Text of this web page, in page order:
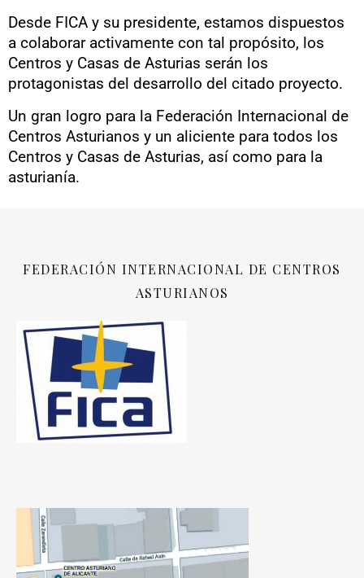
Desde FICA y su presidente, estamos dispuestos
a colaborar activamente con tal propósito, los
Centros y Casas de Asturias serán los
protagonistas del desarrollo del citado proyecto.
Un gran logro para la Federación Internacional de
Centros Asturianos y un aliciente para todos los
Centros y Casas de Asturias, así como para la
asturianía.
FEDERACIÓN INTERNACIONAL DE CENTROS
ASTURIANOS